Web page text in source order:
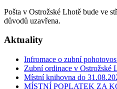
Pošta v Ostrožské Lhotě bude ve
důvodů uzavřena.
Aktuality
Infromace o zubní
Zubní ordinace v Ostrožské
Místní knihovna do
MÍSTNÍ POPLATEK ZA